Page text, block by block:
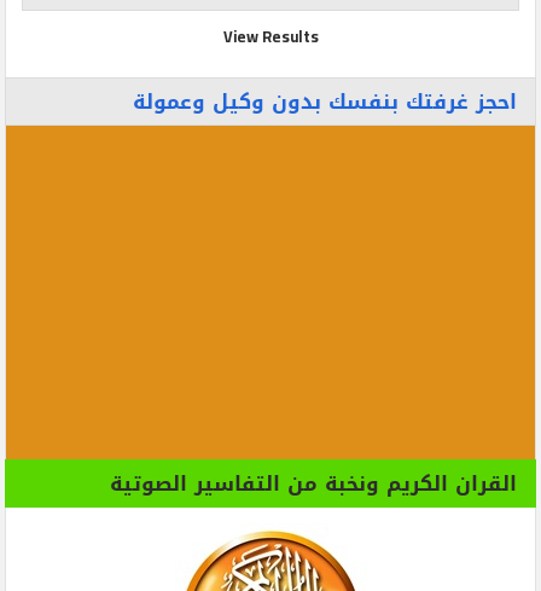
View Results
احجز غرفتك بنفسك بدون وكيل وعمولة
القران الكريم ونخبة من التفاسير الصوتية